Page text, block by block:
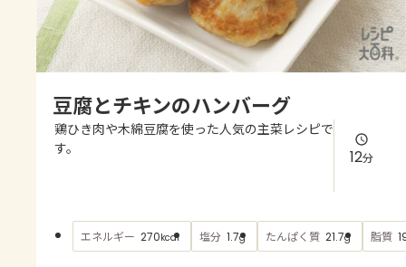
レシピ
よくあるお問い合わせ
AJINOMOTO PARK とは
豆腐とチキンのハンバーグ
鶏ひき肉や木綿豆腐を使った人気の主菜レシピで
す。
12分
エネルギー 270kcal 塩分 1.7g たんぱく質 21.7g 脂質